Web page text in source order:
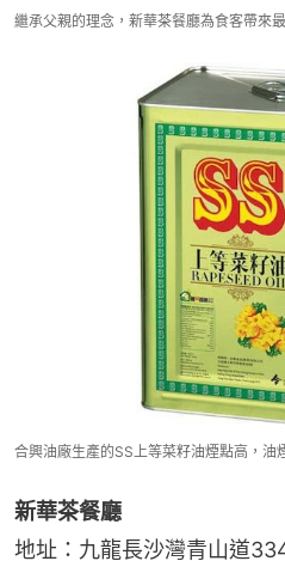
繼承父親的理念，新華茶餐廳為食客帶來
合興油廠生產的SS上等菜籽油煙點高，油
新華茶餐廳
地址：九龍長沙灣青山道